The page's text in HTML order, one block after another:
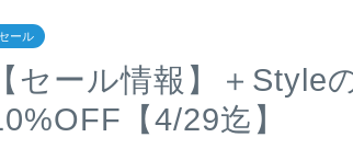
ール
【セール情報】＋Style
【4/29迄】